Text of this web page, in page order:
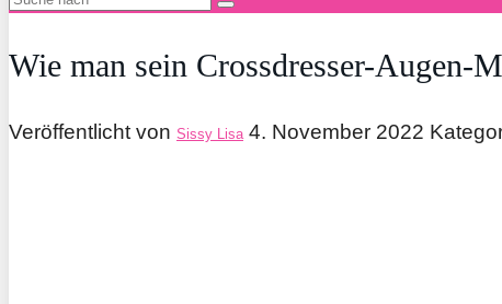
Wie man sein Crossdresser-Augen-
Veröffentlicht von Sissy Lisa 4. November 2022